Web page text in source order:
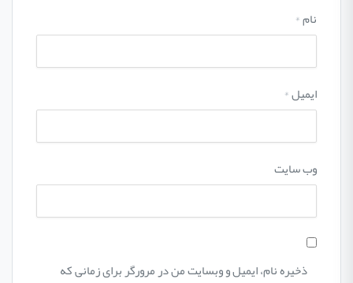
نام*
ایمیل*
وب‌ سایت
ذخیره نام، ایمیل و وبسایت من در مرورگر برای زمانی که